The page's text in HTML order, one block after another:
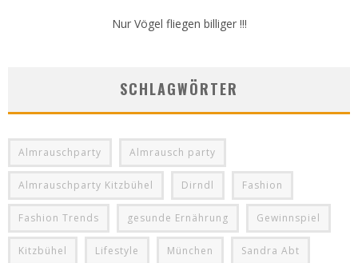
Nur Vögel fliegen billiger !!!
SCHLAGWÖRTER
Almrauschparty Almrausch party
Almrauschparty Kitzbühel Dirndl Fashion
Fashion Trends gesunde Ernährung Gewinnspiel
Kitzbühel Lifestyle München Sandra Abt